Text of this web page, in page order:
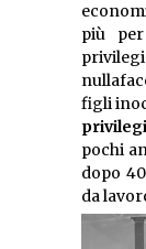
più
figli
pochi
dopo
da